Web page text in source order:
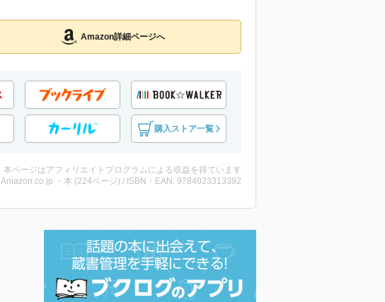
Amazon詳細ページへ
購入ストア一覧
本ページはアフィリエイトプログラムによる収益を得ています
Amazon.co.jp ・本 (224ページ) / ISBN・EAN: 9784023313392